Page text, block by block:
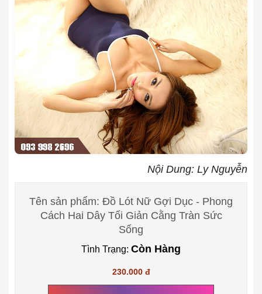
Nội Dung: Ly Nguyễn
Tên sản phẩm: Đồ Lót Nữ Gợi Dục - Phong
Cách Hai Dây Tối Giản Cằng Tràn Sức
Sống
Tình Trạng: Còn Hàng
230.000 đ